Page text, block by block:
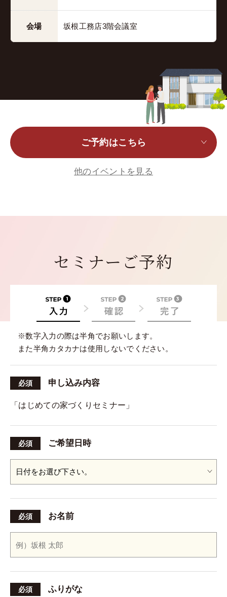
会場 坂根工務店3階会議室
ご予約はこちら
他のイベントを見る
セミナーご予約
※数字入力の際は半角でお願いします。
また半角カタカナは使用しないでください。
必須 申し込み内容
「はじめての家づくりセミナー」
必須 ご希望日時
必須 お名前
必須 ふりがな